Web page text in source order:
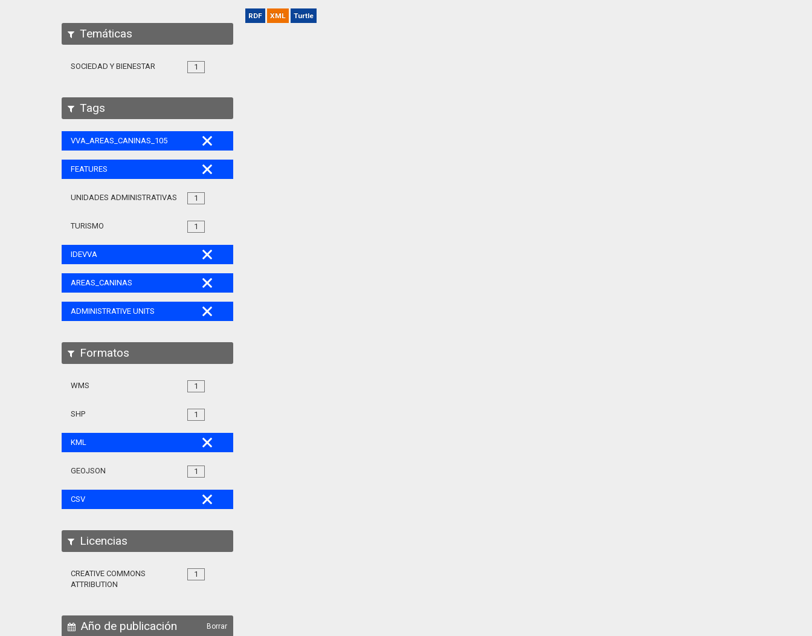
Temáticas
1
SOCIEDAD Y BIENESTAR
Tags
VVA_AREAS_CANINAS_105
FEATURES
1
UNIDADES ADMINISTRATIVAS
1
TURISMO
IDEVVA
AREAS_CANINAS
ADMINISTRATIVE UNITS
Formatos
1
WMS
1
SHP
KML
1
GEOJSON
CSV
Licencias
1
CREATIVE COMMONS
ATTRIBUTION
Año de publicación Borrar
RDF XML Turtle